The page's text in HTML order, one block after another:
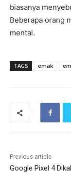
biasanya
Beberapa orang
mental.
TAGS emak
Previous article
Google Pixel 4